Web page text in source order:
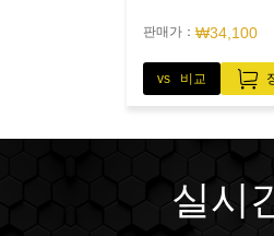
판매가： ₩34,100
vs 비교
실시